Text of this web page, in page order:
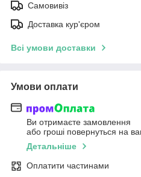
Самовивіз
Доставка кур'єром
Всі умови доставки
Умови оплати
Ви отримаєте замовлення
або гроші повернуться на
Детальніше
Оплатити частинами